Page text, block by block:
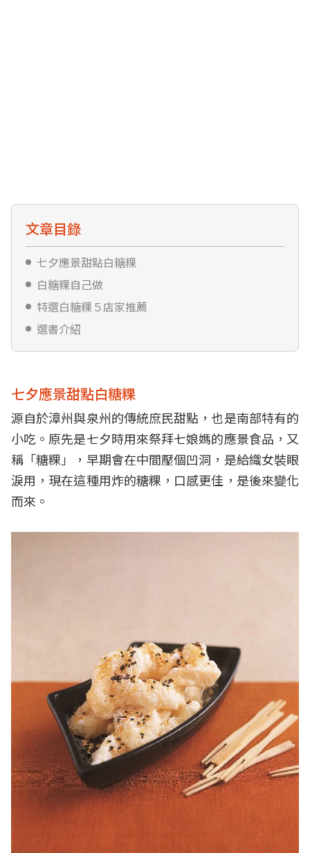
文章目錄
七夕應景甜點白糖粿
白糖粿自己做
特選白糖粿５店家推薦
選書介紹
七夕應景甜點白糖粿
源自於漳州與泉州的傳統庶民甜點，也是南部特有的
小吃。原先是七夕時用來祭拜七娘媽的應景食品，又
稱「糖粿」，早期會在中間壓個凹洞，是給織女裝眼
淚用，現在這種用炸的糖粿，口感更佳，是後來變化
而來。